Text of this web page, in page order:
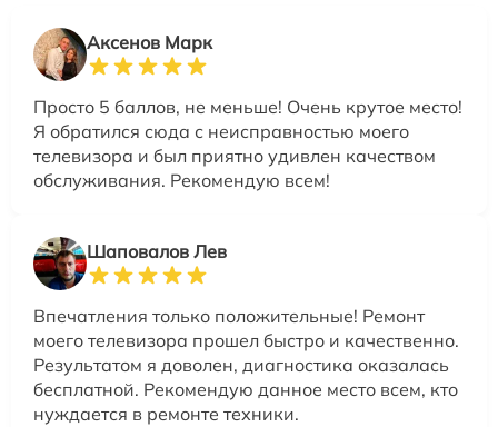
Аксенов Марк
Просто 5 баллов, не меньше! Очень крутое место!
Я обратился сюда с неисправностью моего
телевизора и был приятно удивлен качеством
обслуживания. Рекомендую всем!
Шаповалов Лев
Впечатления только положительные! Ремонт
моего телевизора прошел быстро и качественно.
Результатом я доволен, диагностика оказалась
бесплатной. Рекомендую данное место всем, кто
нуждается в ремонте техники.